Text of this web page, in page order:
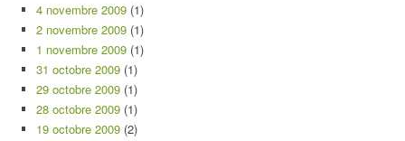
4 novembre 2009 (1)
2 novembre 2009 (1)
1 novembre 2009 (1)
31 octobre 2009 (1)
29 octobre 2009 (1)
28 octobre 2009 (1)
19 octobre 2009 (2)